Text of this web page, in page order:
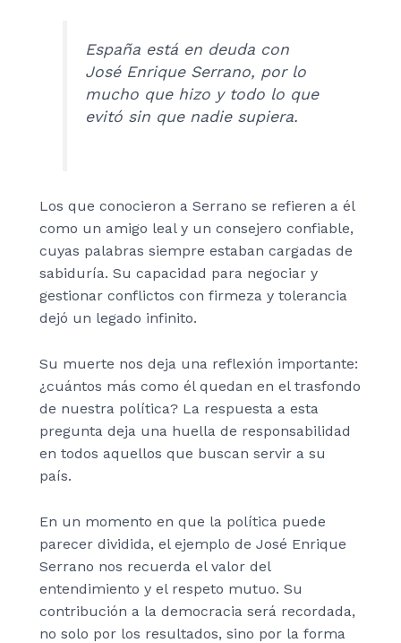
España está en deuda con
José Enrique Serrano, por lo
mucho que hizo y todo lo que
evitó sin que nadie supiera.
Los que conocieron a Serrano se refieren a él
como un amigo leal y un consejero confiable,
cuyas palabras siempre estaban cargadas de
sabiduría. Su capacidad para negociar y
gestionar conflictos con firmeza y tolerancia
dejó un legado infinito.
Su muerte nos deja una reflexión importante:
¿cuántos más como él quedan en el trasfondo
de nuestra política? La respuesta a esta
pregunta deja una huella de responsabilidad
en todos aquellos que buscan servir a su
país.
En un momento en que la política puede
parecer dividida, el ejemplo de José Enrique
Serrano nos recuerda el valor del
entendimiento y el respeto mutuo. Su
contribución a la democracia será recordada,
no solo por los resultados, sino por la forma